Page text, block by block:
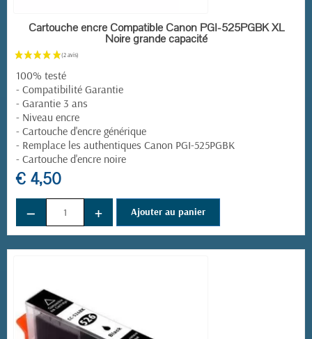
EN STOCK
Cartouche encre Compatible Canon PGI-525PGBK XL
Noire grande capacité
100% testé
- Compatibilité Garantie
- Garantie 3 ans
- Niveau encre
- Cartouche d'encre générique
- Remplace les authentiques Canon PGI-525PGBK
- Cartouche d'encre noire
€ 4,50
− + Ajouter au panier